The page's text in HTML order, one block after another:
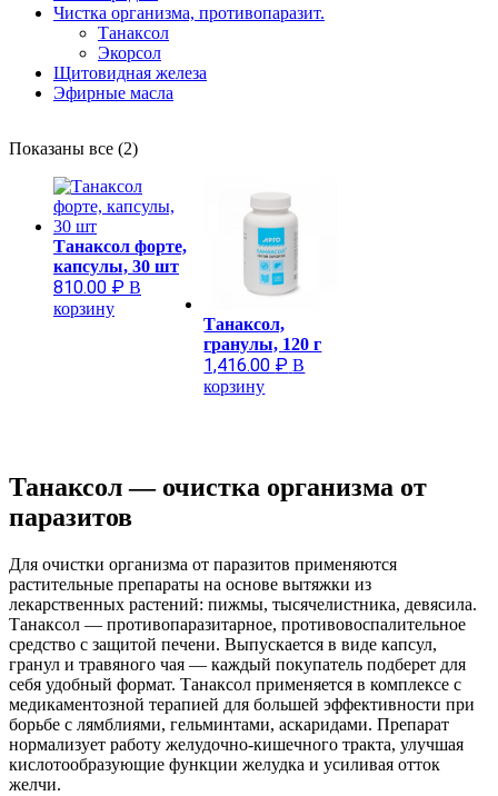
Чистка организма, противопаразит.
Танаксол
Экорсол
Щитовидная железа
Эфирные масла
Показаны все (2)
Танаксол форте,
капсулы, 30 шт
810.00 ₽ В
корзину
Танаксол,
гранулы, 120 г
1,416.00 ₽ В
корзину
Танаксол — очистка организма от
паразитов
Для очистки организма от паразитов применяются
растительные препараты на основе вытяжки из
лекарственных растений: пижмы, тысячелистника, девясила.
Танаксол — противопаразитарное, противовоспалительное
средство с защитой печени. Выпускается в виде капсул,
гранул и травяного чая — каждый покупатель подберет для
себя удобный формат. Танаксол применяется в комплексе с
медикаментозной терапией для большей эффективности при
борьбе с лямблиями, гельминтами, аскаридами. Препарат
нормализует работу желудочно-кишечного тракта, улучшая
кислотообразующие функции желудка и усиливая отток
желчи.